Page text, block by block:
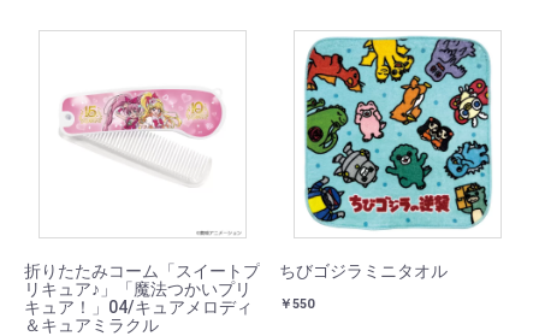
折りたたみコーム「スイートプ
リキュア♪」「魔法つかいプリ
キュア！」04/キュアメロディ
＆キュアミラクル
ちびゴジラミニタオル
￥550